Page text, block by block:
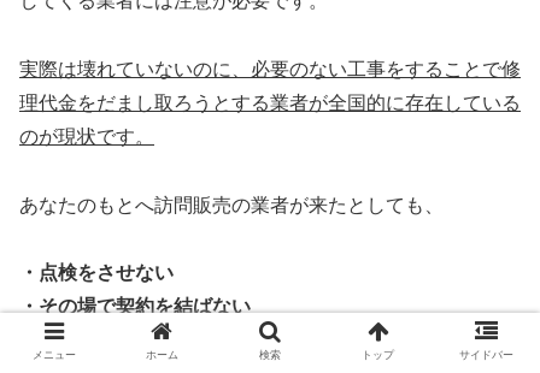
実際は壊れていないのに、必要のない工事をすることで修
理代金をだまし取ろうとする業者が全国的に存在している
のが現状です。
あなたのもとへ訪問販売の業者が来たとしても、
・点検をさせない
・その場で契約を結ばない
メニュー ホーム 検索 トップ サイドバー